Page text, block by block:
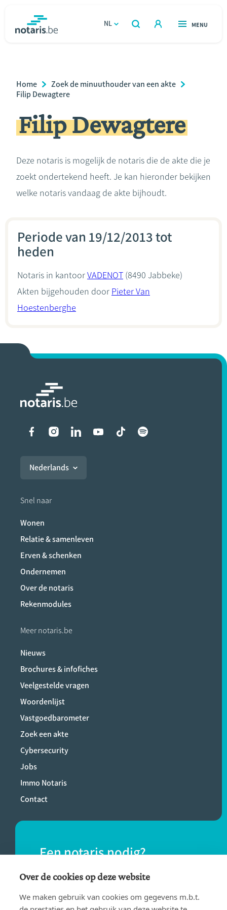
gaan
NL
OPEN
ZOEKEN
OPEN
MENU
Relatie & samenleven
Erven & schenken
Over de notaris
Breadcrumb
Home
Zoek de minuuthouder van een akte
Filip Dewagtere
Filip Dewagtere
Deze notaris is mogelijk de notaris die de akte die je
zoekt ondertekend heeft. Je kan hieronder bekijken
welke notaris vandaag de akte bijhoudt.
Periode van 19/12/2013 tot
heden
Notaris in kantoorVADENOT (8490 Jabbeke)
Akten bijgehouden door Pieter Van
Hoestenberghe
Liens vers les réseaux
Nederlands
Snel naar
Wonen
Relatie & samenleven
Erven & schenken
Ondernemen
Over de notaris
Rekenmodules
Meer notaris.be
Nieuws
Brochures & infofiches
Veelgestelde vragen
Woordenlijst
Vastgoedbarometer
Zoek een akte
Cybersecurity
Jobs
Immo Notaris
Contact
Een notaris nodig?
Vind eenvoudig een notaris bij jou in de
buurt.
Over de cookies op deze website
We maken gebruik van cookies om gegevens m.b.t.